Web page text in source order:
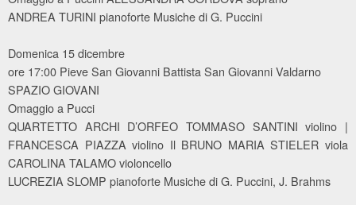
ANDREA TURINI pianoforte Musiche di G. Puccini
Domenica 15 dicembre
ore 17:00 Pieve San Giovanni Battista San Giovanni Valdarno
SPAZIO GIOVANI
Omaggio a Pucci
QUARTETTO ARCHI D’ORFEO TOMMASO SANTINI violino |
FRANCESCA PIAZZA violino Il BRUNO MARIA STIELER viola
CAROLINA TALAMO violoncello
LUCREZIA SLOMP pianoforte Musiche di G. Puccini, J. Brahms